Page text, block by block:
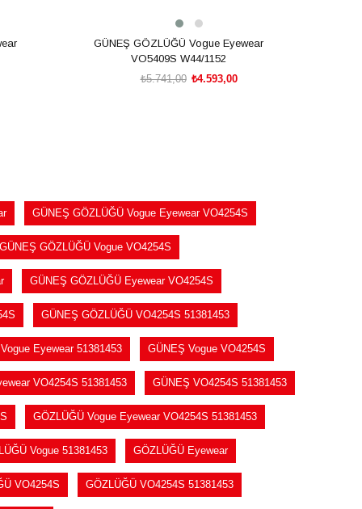
GÜNEŞ GÖZLÜĞÜ Vogue Eyewear
VO5409S W44/1152
₺4.593,00
₺5.741,00
GÜNEŞ GÖZLÜĞÜ Vogue Eyewear VO4254S
GÜNEŞ GÖZLÜĞÜ Vogue VO4254S
GÜNEŞ GÖZLÜĞÜ Eyewear VO4254S
GÜNEŞ GÖZLÜĞÜ VO4254S 51381453
Eyewear 51381453 GÜNEŞ Vogue VO4254S
VO4254S 51381453 GÜNEŞ VO4254S 51381453
GÖZLÜĞÜ Vogue Eyewear VO4254S 51381453
Vogue 51381453 GÖZLÜĞÜ Eyewear
VO4254S GÖZLÜĞÜ VO4254S 51381453